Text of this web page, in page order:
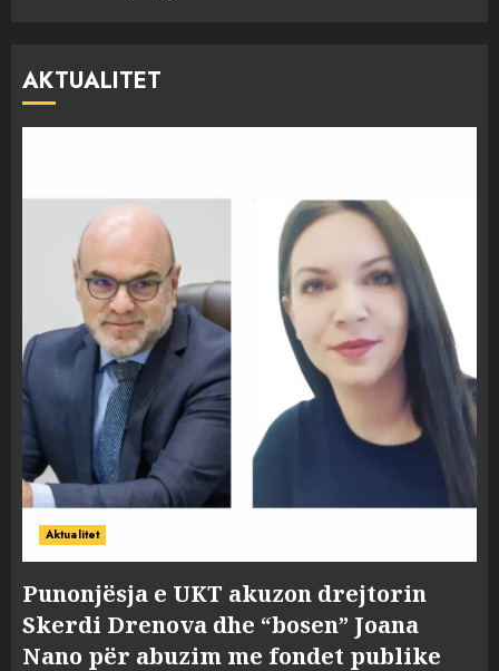
AKTUALITET
Aktualitet
Punonjësja e UKT akuzon drejtorin
Skerdi Drenova dhe “bosen” Joana
Nano për abuzim me fondet publike